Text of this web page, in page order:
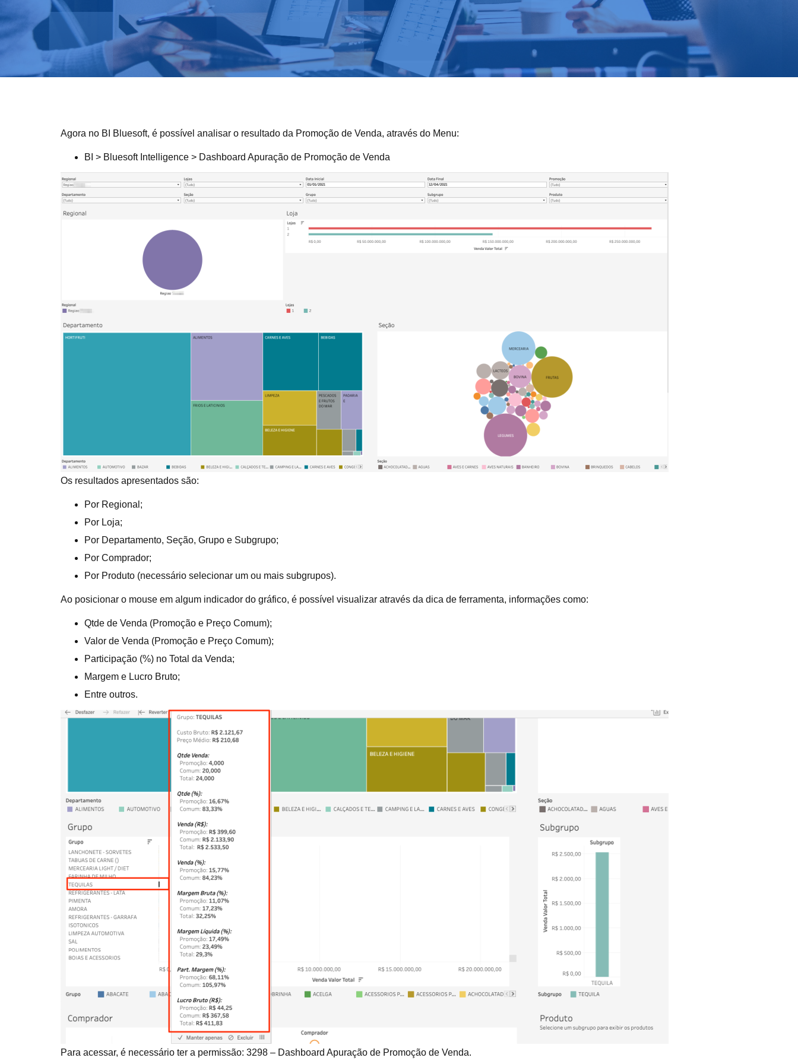
Agora no BI Bluesoft, é possível analisar o resultado da Promoção de Venda, através do Menu:
BI > Bluesoft Intelligence > Dashboard Apuração de Promoção de Venda
Os resultados apresentados são:
Por Regional;
Por Loja;
Por Departamento, Seção, Grupo e Subgrupo;
Por Comprador;
Por Produto (necessário selecionar um ou mais subgrupos).
Ao posicionar o mouse em algum indicador do gráfico, é possível visualizar através da dica de ferramenta, informações como:
Qtde de Venda (Promoção e Preço Comum);
Valor de Venda (Promoção e Preço Comum);
Participação (%) no Total da Venda;
Margem e Lucro Bruto;
Entre outros.
Para acessar, é necessário ter a permissão: 3298 – Dashboard Apuração de Promoção de Venda.